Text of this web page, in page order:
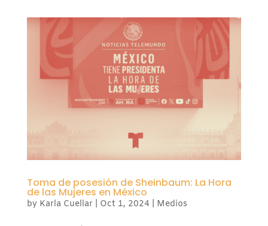
Toma de posesión de Sheinbaum: La Hora
de las Mujeres en México
by Karla Cuellar Oct 1, 2024| Medios